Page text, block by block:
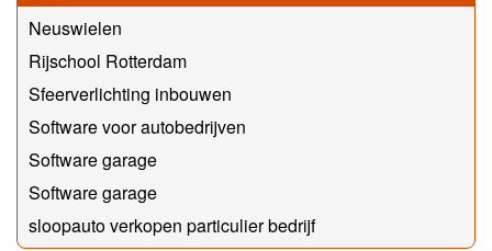
Neuswielen
Rijschool Rotterdam
Sfeerverlichting inbouwen
Software voor autobedrijven
Software garage
Software garage
sloopauto verkopen particulier bedrijf